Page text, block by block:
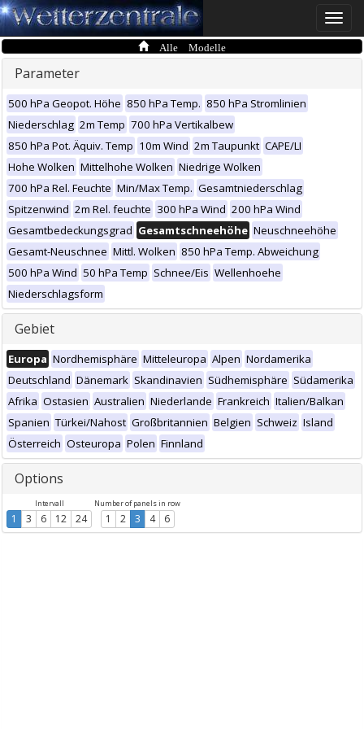
Toggle
Alle Modelle
Parameter
500 hPa Geopot. Höhe 850 hPa Temp. 850 hPa Stromlinien
Niederschlag 2m Temp 700 hPa Vertikalbew
850 hPa Pot. Äquiv. Temp 10m Wind 2m Taupunkt CAPE/LI
Hohe Wolken Mittelhohe Wolken Niedrige Wolken
700 hPa Rel. Feuchte Min/Max Temp. Gesamtniederschlag
Spitzenwind 2m Rel. feuchte 300 hPa Wind 200 hPa Wind
Gesamtbedeckungsgrad Gesamtschneehöhe Neuschneehöhe
Gesamt-Neuschnee Mittl. Wolken 850 hPa Temp. Abweichung
500 hPa Wind 50 hPa Temp Schnee/Eis Wellenhoehe
Niederschlagsform
Gebiet
Europa Nordhemisphäre Mitteleuropa Alpen Nordamerika
Deutschland Dänemark Skandinavien Südhemisphäre Südamerika
Afrika Ostasien Australien Niederlande Frankreich Italien/Balkan
Spanien Türkei/Nahost Großbritannien Belgien Schweiz Island
Österreich Osteuropa Polen Finnland
Options
Intervall
1 3 6 12 24
Number of panels in row
1 2 3 4 6